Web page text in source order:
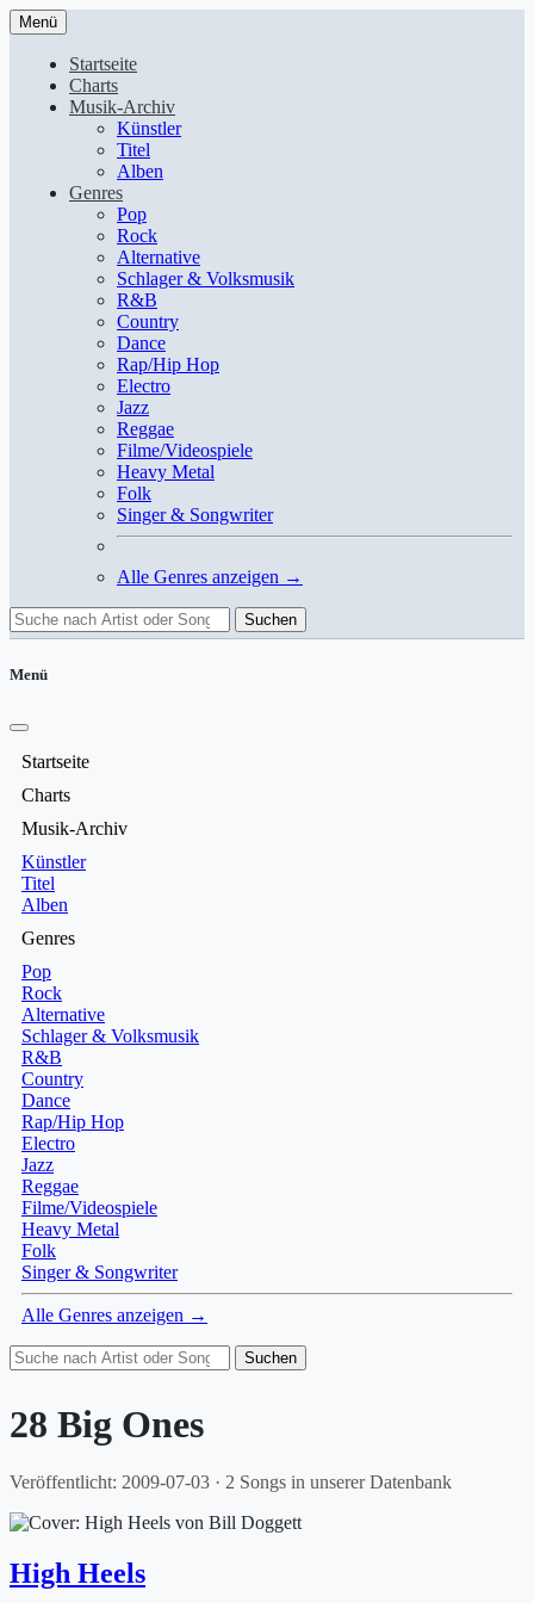
Menü
Startseite
Charts
Musik-Archiv
Künstler
Titel
Alben
Genres
Pop
Rock
Alternative
Schlager & Volksmusik
R&B
Country
Dance
Rap/Hip Hop
Electro
Jazz
Reggae
Filme/Videospiele
Heavy Metal
Folk
Singer & Songwriter
Alle Genres anzeigen →
Suchen
Menü
Startseite
Charts
Musik-Archiv
Künstler
Titel
Alben
Genres
Pop
Rock
Alternative
Schlager & Volksmusik
R&B
Country
Dance
Rap/Hip Hop
Electro
Jazz
Reggae
Filme/Videospiele
Heavy Metal
Folk
Singer & Songwriter
Alle Genres anzeigen →
Suchen
28 Big Ones
Veröffentlicht: 2009-07-03 · 2 Songs in unserer Datenbank
High Heels